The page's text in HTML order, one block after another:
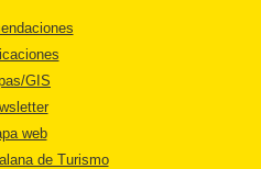
GIS
web
de Turismo